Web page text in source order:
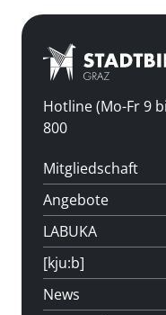
Hotline (Mo-Fr 9
800
Mitgliedschaft
Angebote
LABUKA
[kju:b]
News